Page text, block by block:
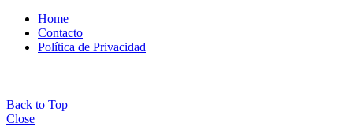
Home
Contacto
Política de Privacidad
Back to Top
Close